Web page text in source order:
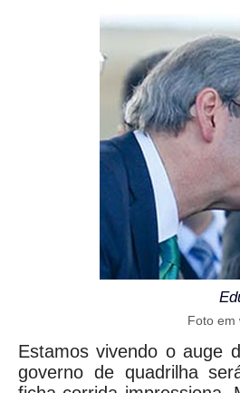
Foto em
Estamos vivendo o auge
governo de quadrilha